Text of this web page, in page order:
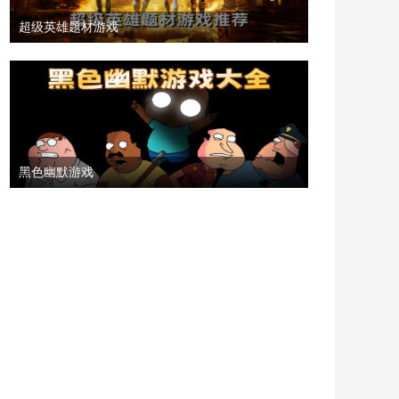
超级英雄题材游戏
黑色幽默游戏